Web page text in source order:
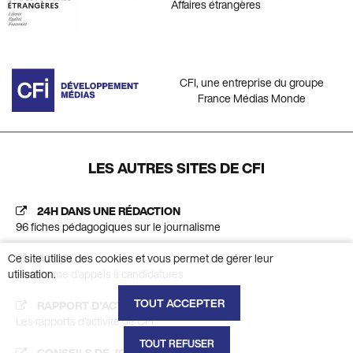
Affaires étrangères
CFI, une entreprise du groupe
France Médias Monde
LES AUTRES SITES DE CFI
24H DANS UNE RÉDACTION
96 fiches pédagogiques sur le journalisme
AC CFI
Plateforme d'appels à candidatures
RAPPORT D'ACTIVITÉ
Les rapports d'activité de CFI
Ce site utilise des cookies et vous permet de gérer leur
utilisation.
TOUT ACCEPTER
TOUT REFUSER